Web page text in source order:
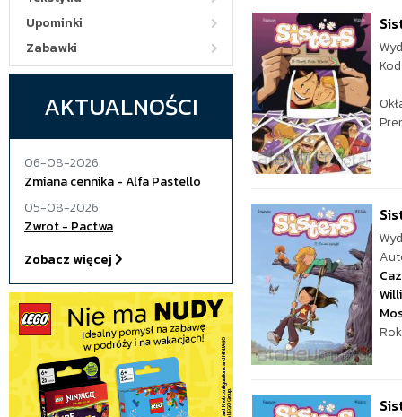
Upominki
Zabawki
AKTUALNOŚCI
06-08-2026
Zmiana cennika - Alfa Pastello
05-08-2026
Zwrot - Pactwa
Zobacz więcej